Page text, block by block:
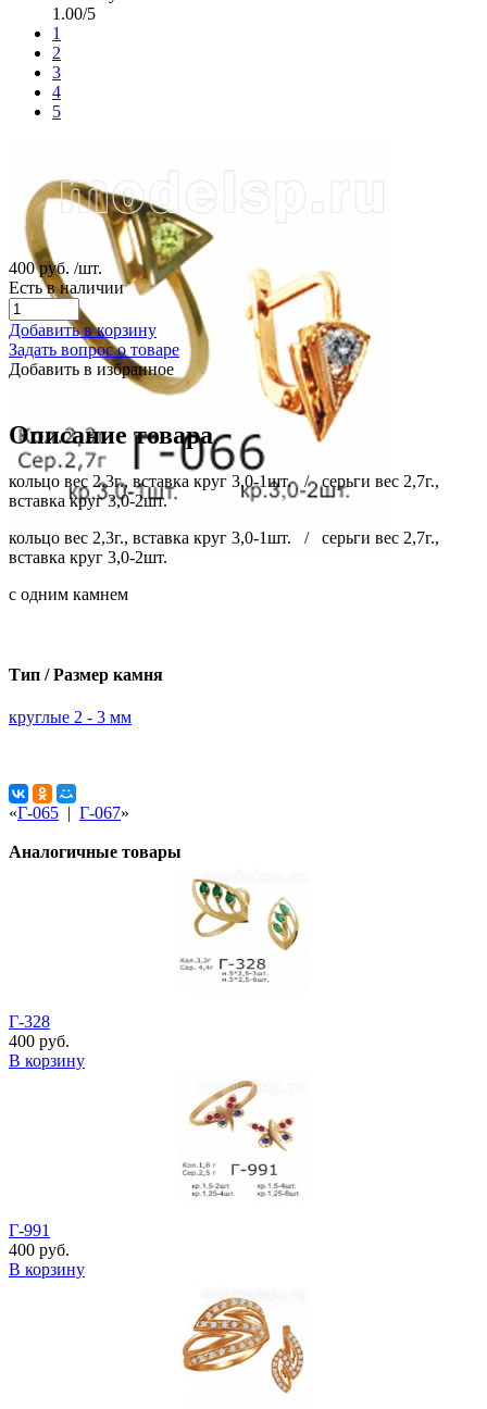
1.00/5
1
2
3
4
5
400 руб. /шт.
Есть в наличии
Добавить в корзину
Задать вопрос о товаре
Добавить в избранное
Описание товара
кольцо вес 2,3г., вставка круг 3,0-1шт. / серьги вес 2,7г.,
вставка круг 3,0-2шт.
кольцо вес 2,3г., вставка круг 3,0-1шт. / серьги вес 2,7г.,
вставка круг 3,0-2шт.
с одним камнем
Тип / Размер камня
круглые 2 - 3 мм
«Г-065 | Г-067»
Аналогичные товары
Г-328
400 руб.
В корзину
Г-991
400 руб.
В корзину